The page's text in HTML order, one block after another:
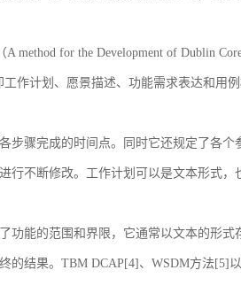
method for the Development of Dublin
作计划、愿景描述、功能需求表达和用
步骤完成的时间点。同时它还规定了各
行不断修改。工作计划可以是文本形式，
功能的范围和界限，它通常以文本的形
的结果。TBM DCAP[4]、WSDM方法[5]